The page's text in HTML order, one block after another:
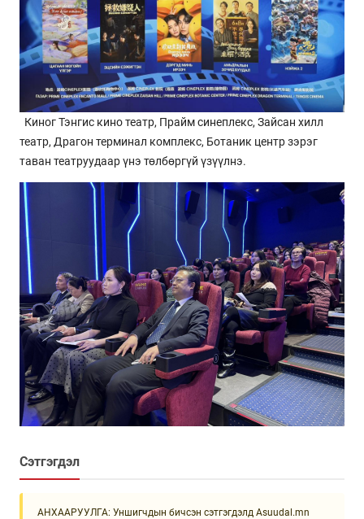
Киног Тэнгис кино театр, Прайм синеплекс, Зайсан хилл
театр, Драгон терминал комплекс, Ботаник центр зэрэг
таван театруудаар үнэ төлбөргүй үзүүлнэ.
Сэтгэгдэл
АНХААРУУЛГА: Уншигчдын бичсэн сэтгэгдэлд Asuudal.mn